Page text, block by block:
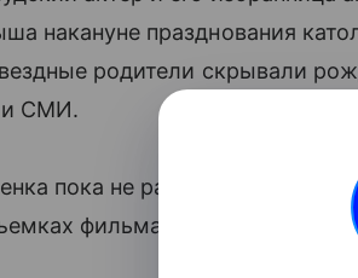
накануне празднования
родители скрывали
и СМИ.
пока не раскрываются.
фильма «
Мальчишник в